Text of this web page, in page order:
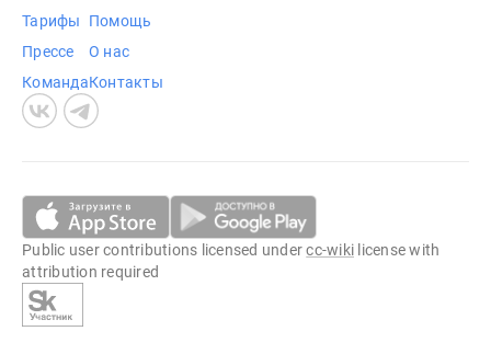
Тарифы
Прессе
Команда
Помощь
О нас
Контакты
Public user contributions licensed undercc-wiki license with
attribution required